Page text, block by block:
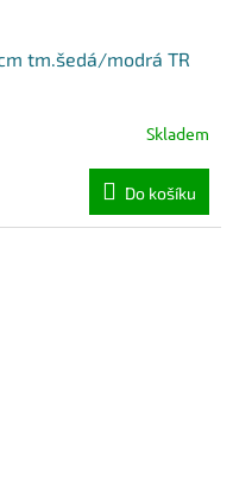
tm.šedá/modrá TR
Skladem
Do košíku